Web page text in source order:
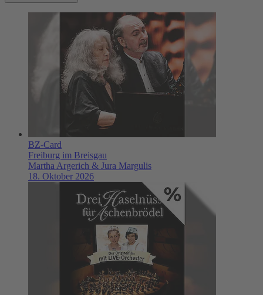
BZ-Card
Freiburg im Breisgau
Martha Argerich & Jura Margulis
18. Oktober 2026